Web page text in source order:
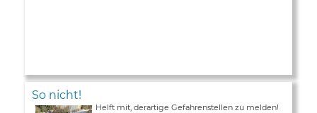
So nicht!
Helft mit, derartige Gefahrenstellen zu melden!